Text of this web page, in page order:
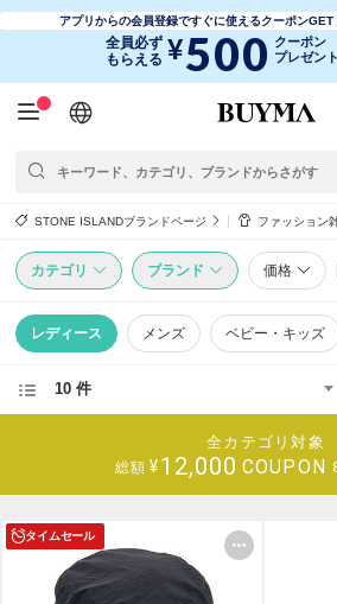
アプリからの会員登録ですぐに使えるクーポンGET
全員必ず
もらえる ¥500 クーポン
プレゼント
日本語
English
简体中文
繁體中文
STONE ISLANDブランドページ ファッション
カテゴリ ブランド 価格
レディース メンズ ベビー・キッズ
10 件
全カテゴリ対象
総額 ¥12,000 COUPON
タイムセール